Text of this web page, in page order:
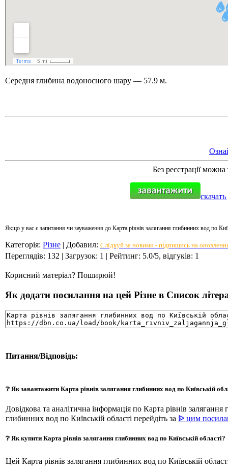
Статті
Середня глибина водоносного шару — 57.9 м.
Без реєстрації
Якщо у вас є запитання чи зауваження до Карта рівнів залягання глибинних вод по
Категорія: Різне | Добавил: Слідкуй за новими - підпишись на
Переглядів: 132 | Загрузок: 1 | Рейтинг: 5.0/5, відгуків: 1
Корисний матеріал? Поширюй!
Як додати посилання на цей Різне в Список
Питання/Відповідь:
❔ Як завантажити Карта рівнів залягання глибинних вод по Київській
Довідкова та аналітична інформація по Карта рівнів
глибинних вод по Київській області перейдіть за ᐉ цим
❔ Як купити Карта рівнів залягання глибинних вод по Київській області?
Цей Карта рівнів залягання глибинних вод по Київській